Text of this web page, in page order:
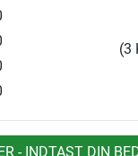
(3
- INDTAST DIN